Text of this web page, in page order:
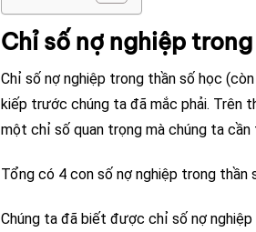
Chỉ số nợ nghiệp
Chỉ số nợ nghiệp trong thần số học
kiếp trước chúng ta đã mắc phải. Trên
một chỉ số quan trọng mà chúng ta
Tổng có 4 con số nợ nghiệp trong thần
Chúng ta đã biết được chỉ số nợ